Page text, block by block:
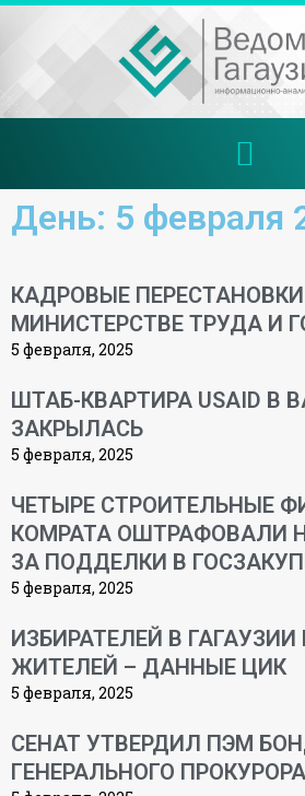
День: 5 февраля
КАДРОВЫЕ
МИНИСТЕРСТВЕ ТРУДА И
5 февраля, 2025
ШТАБ-КВАРТИРА USAID В
ЗАКРЫЛАСЬ
5 февраля, 2025
ЧЕТЫРЕ СТРОИТЕЛЬНЫЕ
КОМРАТА ОШТРАФОВАЛИ
ЗА ПОДДЕЛКИ В
5 февраля, 2025
ИЗБИРАТЕЛЕЙ В
ЖИТЕЛЕЙ – ДАННЫЕ ЦИК
5 февраля, 2025
СЕНАТ УТВЕРДИЛ ПЭМ
ГЕНЕРАЛЬНОГО